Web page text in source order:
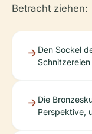
Betracht ziehen:
Den Sockel
Die
Perspektive,